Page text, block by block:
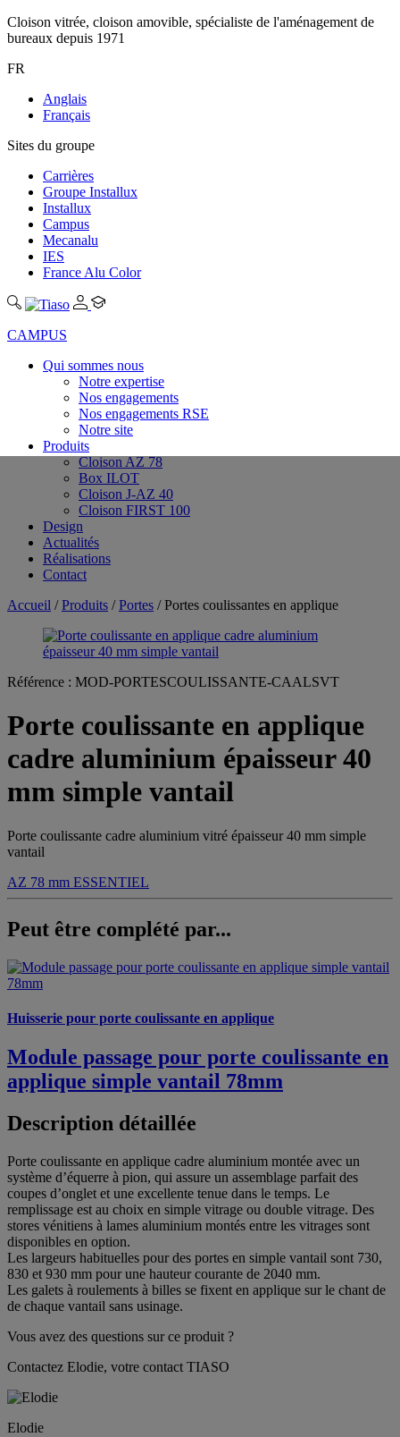
Cloison vitrée, cloison amovible, spécialiste de l'aménagement de
bureaux depuis 1971
FR
Anglais
Français
Sites du groupe
Carrières
Groupe Installux
Installux
Campus
Mecanalu
IES
France Alu Color
CAMPUS
Qui sommes nous
Notre expertise
Nos engagements
Nos engagements RSE
Notre site
Produits
Cloison AZ 78
Box ILOT
Cloison J-AZ 40
Cloison FIRST 100
Design
Actualités
Réalisations
Contact
Accueil /Produits /Portes / Portes coulissantes en applique
Référence : MOD-PORTESCOULISSANTE-CAALSVT
Porte coulissante en applique
cadre aluminium épaisseur 40
mm simple vantail
Porte coulissante cadre aluminium vitré épaisseur 40 mm simple
vantail
AZ 78 mm ESSENTIEL
Peut être complété par...
Huisserie pour porte coulissante en applique
Module passage pour porte coulissante en
applique simple vantail 78mm
Description détaillée
Porte coulissante en applique cadre aluminium montée avec un
système d’équerre à pion, qui assure un assemblage parfait des
coupes d’onglet et une excellente tenue dans le temps. Le
remplissage est au choix en simple vitrage ou double vitrage. Des
stores vénitiens à lames aluminium montés entre les vitrages sont
disponibles en option.
Les largeurs habituelles pour des portes en simple vantail sont 730,
830 et 930 mm pour une hauteur courante de 2040 mm.
Les galets à roulements à billes se fixent en applique sur le chant de
de chaque vantail sans usinage.
Vous avez des questions sur ce produit ?
Contactez Elodie, votre contact TIASO
Elodie